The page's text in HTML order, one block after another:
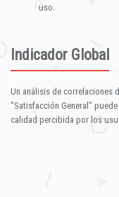
uso.
Indicador Global
Un análisis de correlaciones
"Satisfacción General"
calidad percibida por los